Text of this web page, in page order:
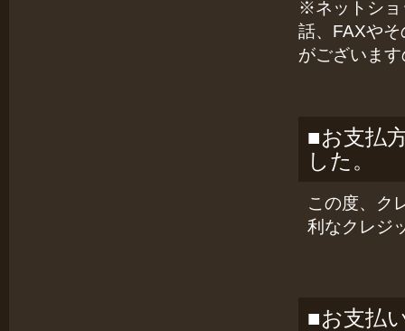
※ネットショ
話、FAXや
がございま
■お支払
した。
この度、ク
利なクレジ
■お支払